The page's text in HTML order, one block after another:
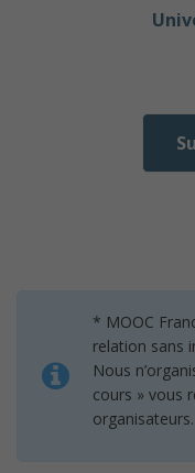
* MOOC
relation sans
Nous
cours » vous
organisateurs.